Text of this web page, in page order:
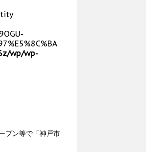
wp/wp-
プン等で「神戸市